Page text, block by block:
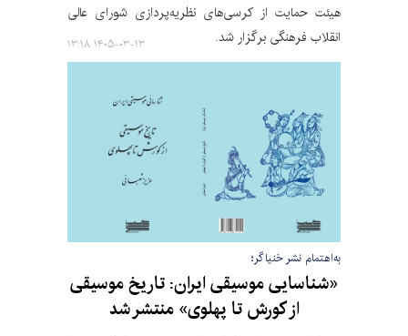
هیئت حمایت از کرسی‌های نظریه‌پردازی شورای عالی
انقلاب فرهنگی برگزار شد.
۱۴۰۵-۰۳-۱۳ ۱۳:۱۸
به‌اهتمام نشر خنیاگر؛
«شناسایی موسیقی ایران: تاریخ موسیقی
از کورش تا پهلوی» منتشر شد